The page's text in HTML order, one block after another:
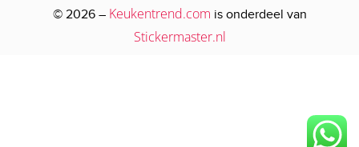
© 2026 – Keukentrend.com is onderdeel van
Stickermaster.nl